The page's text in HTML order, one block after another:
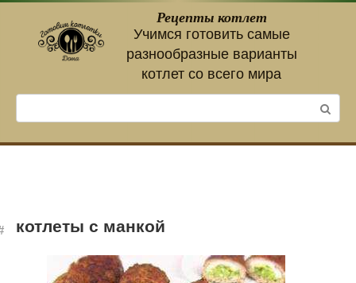
контенту
Рецепты котлет
Учимся готовить самые
разнообразные варианты
котлет со всего мира
котлеты с манкой